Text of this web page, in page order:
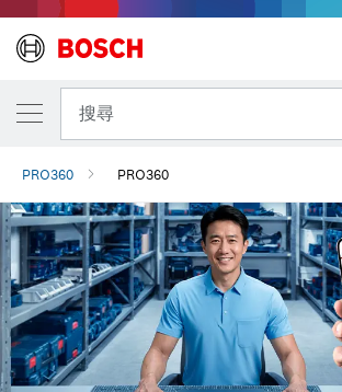
搜尋
PRO360 PRO360